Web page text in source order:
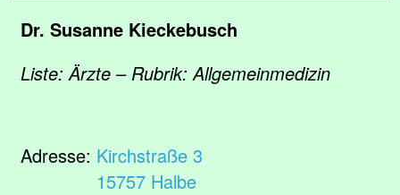
Dr. Susanne Kieckebusch
Liste: Ärzte – Rubrik: Allgemeinmedizin
Adresse: Kirchstraße 3
15757 Halbe